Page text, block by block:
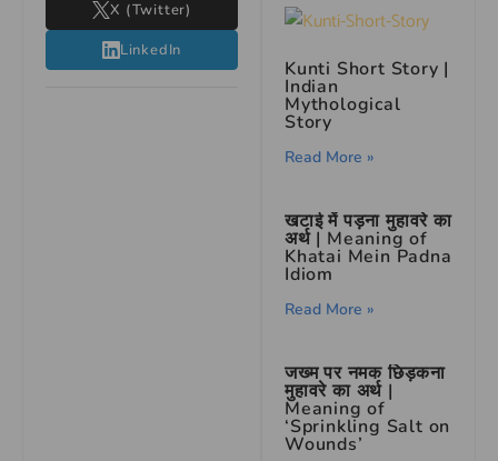
X (Twitter)
LinkedIn
Kunti Short Story |
Indian
Mythological
Story
Read More »
खटाई में पड़ना मुहावरे का
अर्थ | Meaning of
Khatai Mein Padna
Idiom
Read More »
जख्म पर नमक छिड़कना
मुहावरे का अर्थ |
Meaning of
‘Sprinkling Salt on
Wounds’